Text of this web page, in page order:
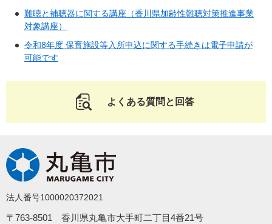
難聴と補聴器に関する講座（香川県加齢性難聴対策推進事業
対象講座）
令和8年度 保育施設等入所申込に関する手続きは電子申請が
可能です
よくある質問と回答
法人番号1000020372021
〒763-8501 香川県丸亀市大手町二丁目4番21号